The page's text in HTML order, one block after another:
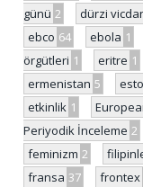
günü 2 dürzi
ebco 64 ebola 1
örgütleri 1 eritre 1
ermenistan 5
etkinlik 1
Periyodik İnceleme 2
feminizm 2
fransa 37 frontex